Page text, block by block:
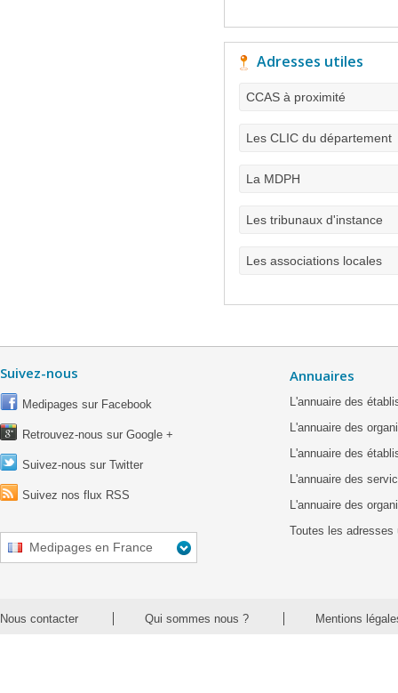
Adresses utiles
CCAS à proximité
Les CLIC du département
La MDPH
Les tribunaux d'instance
Les associations locales
Suivez-nous
Medipages sur Facebook
Retrouvez-nous sur Google +
Suivez-nous sur Twitter
Suivez nos flux RSS
Medipages en France
Annuaires
L'annuaire des
L'annuaire des
L'annuaire des
L'annuaire des
L'annuaire des
Toutes les adresses
Nous contacter Qui sommes nous ? Mentions